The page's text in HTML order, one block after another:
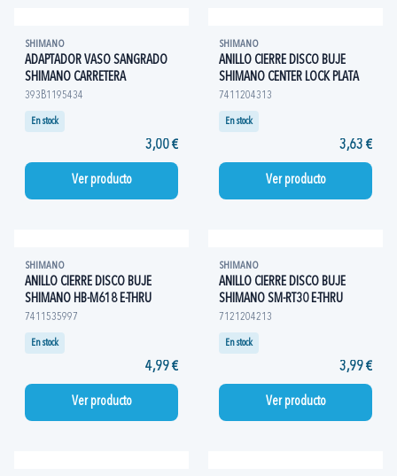
SHIMANO
ADAPTADOR VASO SANGRADO
SHIMANO CARRETERA
393B1195434
En stock
3,00 €
Ver producto
SHIMANO
ANILLO CIERRE DISCO BUJE
SHIMANO CENTER LOCK PLATA
7411204313
En stock
3,63 €
Ver producto
SHIMANO
ANILLO CIERRE DISCO BUJE
SHIMANO HB-M618 E-THRU
7411535997
En stock
4,99 €
Ver producto
SHIMANO
ANILLO CIERRE DISCO BUJE
SHIMANO SM-RT30 E-THRU
7121204213
En stock
3,99 €
Ver producto